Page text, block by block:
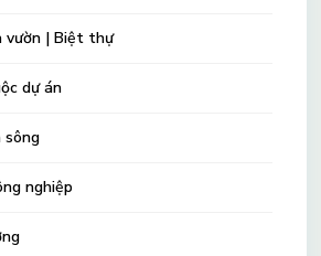
vườn | Biệt thự
dự án
sông
nghiệp